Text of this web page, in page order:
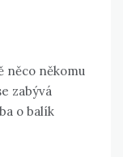
něco někomu
zabývá
o balík